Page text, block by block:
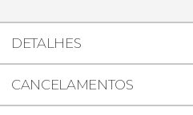
DETALHES
CANCELAMENTOS